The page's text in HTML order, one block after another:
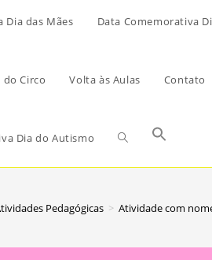
Dia das Mães Data Comemorativa
Circo Volta às Aulas Contato
Dia do Autismo
Pedagógicas > Atividade com